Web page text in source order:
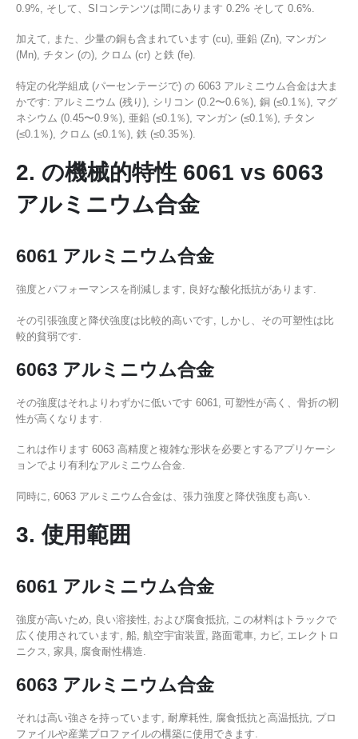
0.9%, そして、SIコンテンツは間にあります 0.2% そして 0.6%.
加えて, また、少量の銅も含まれています (cu), 亜鉛 (Zn), マンガン
(Mn), チタン (の), クロム (cr) と鉄 (fe).
特定の化学組成 (パーセンテージで) の 6063 アルミニウム合金は大ま
かです: アルミニウム (残り), シリコン (0.2〜0.6％), 銅 (≤0.1％), マグ
ネシウム (0.45〜0.9％), 亜鉛 (≤0.1％), マンガン (≤0.1％), チタン
(≤0.1％), クロム (≤0.1％), 鉄 (≤0.35％).
2. の機械的特性 6061 vs 6063
アルミニウム合金
6061 アルミニウム合金
強度とパフォーマンスを削減します, 良好な酸化抵抗があります.
その引張強度と降伏強度は比較的高いです, しかし、その可塑性は比
較的貧弱です.
6063 アルミニウム合金
その強度はそれよりわずかに低いです 6061, 可塑性が高く、骨折の靭
性が高くなります.
これは作ります 6063 高精度と複雑な形状を必要とするアプリケーシ
ョンでより有利なアルミニウム合金.
同時に, 6063 アルミニウム合金は、張力強度と降伏強度も高い.
3. 使用範囲
6061 アルミニウム合金
強度が高いため, 良い溶接性, および腐食抵抗, この材料はトラックで
広く使用されています, 船, 航空宇宙装置, 路面電車, カビ, エレクトロ
ニクス, 家具, 腐食耐性構造.
6063 アルミニウム合金
それは高い強さを持っています, 耐摩耗性, 腐食抵抗と高温抵抗, プロ
ファイルや産業プロファイルの構築に使用できます.